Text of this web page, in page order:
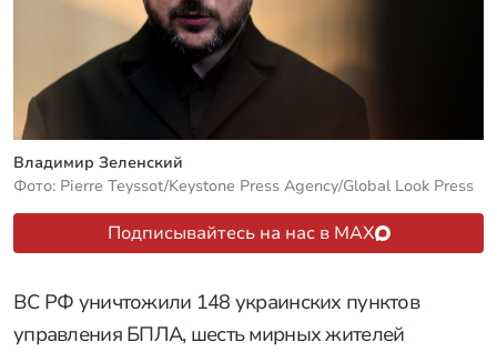
Владимир Зеленский
Фото: Pierre Teyssot/Keystone Press Agency/Global Look Press
Подписывайтесь на нас в MAX
ВС РФ уничтожили 148 украинских пунктов
управления БПЛА, шесть мирных жителей